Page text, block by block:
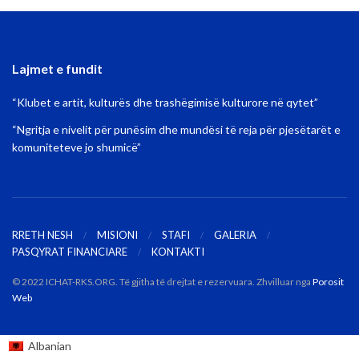
Lajmet e fundit
“Klubet e artit, kulturës dhe trashëgimisë kulturore në qytet”
“Ngritja e nivelit për punësim dhe mundësi të reja për pjesëtarët e
komuniteteve jo shumicë”
RRETH NESH MISIONI STAFI
GALERIA
PASQYRAT FINANCIARE
KONTAKTI
© 2022 ICHAT-RKS.ORG. Të gjitha të drejtat e rezervuara. Zhvilluar nga Porosit
Web
Albanian